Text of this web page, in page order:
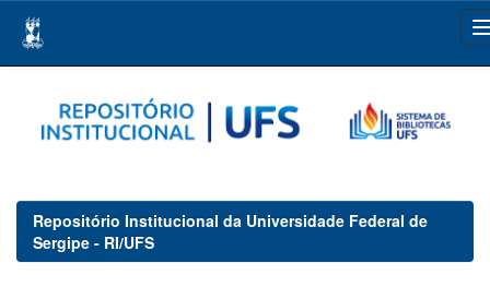
navigation
Repositório Institucional da Universidade Federal de
Sergipe - RI/UFS